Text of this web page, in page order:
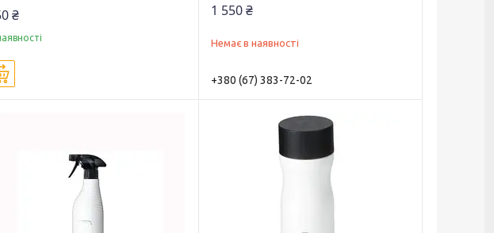
₴ 1 550 ₴
Немає в наявності
+380 (67) 383-72-02